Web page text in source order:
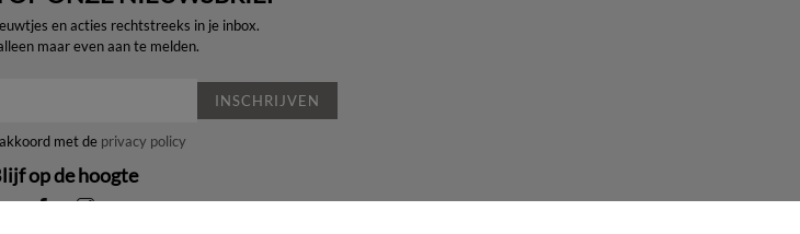
en acties rechtstreeks in je inbox.
maar even aan te melden.
INSCHRIJVEN
met de privacy policy
op de hoogte